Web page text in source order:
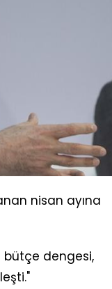
nisan ayına
bütçe dengesi,